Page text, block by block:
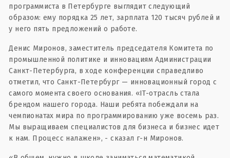
программиста в Петербурге выглядит следующий
образом: ему порядка 25 лет, зарплата 120 тысяч рублей и
у него пять предложений о работе.
Денис Миронов, заместитель председателя Комитета по
промышленной политике и инновациям Администрации
Санкт-Петербурга, в ходе конференции справедливо
отметил, что Санкт-Петербург — инновационный город с
самого момента своего основания. «IT-отрасль стала
брендом нашего города. Наши ребята побеждали на
чемпионатах мира по программированию уже восемь раз.
Мы выращиваем специалистов для бизнеса и бизнес идет
к нам. Процесс налажен», - сказал г-н Миронов.